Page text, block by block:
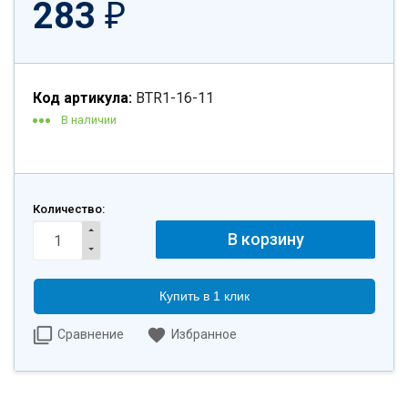
283 ₽
Код артикула: BTR1-16-11
В наличии
Количество:
Купить в 1 клик
Сравнение Избранное